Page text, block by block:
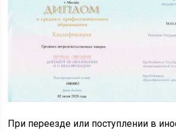
При переезде или поступлении в